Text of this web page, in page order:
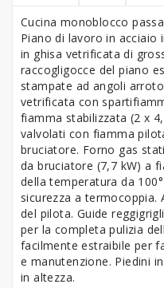
Cucina monoblocco
Piano di lavoro in acciaio
in ghisa vetrificata di
raccogligocce del piano
stampate ad angoli
vetrificata con
fiamma stabilizzata (2 x
valvolati con fiamma
bruciatore. Forno gas
da bruciatore (7,7 kW) a
della temperatura da
sicurezza a termocoppia.
del pilota. Guide
per la completa pulizia
facilmente estraibile per
e manutenzione. Piedini
in altezza.